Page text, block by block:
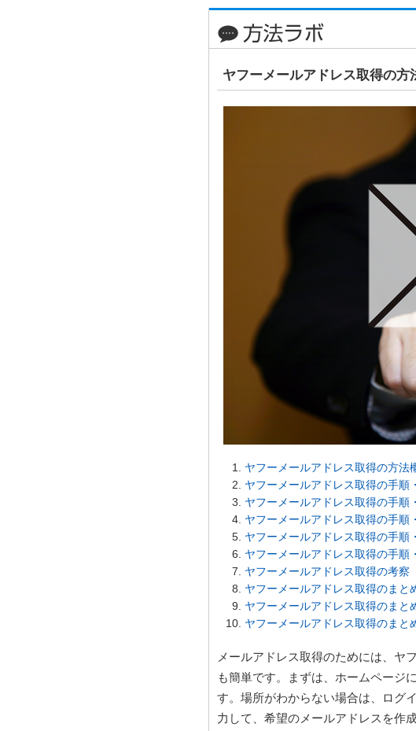
ヤフーメールアドレス取得の
ヤフーメールアドレス取得の方法
ヤフーメールアドレス取得の手順
ヤフーメールアドレス取得の手順
ヤフーメールアドレス取得の手順
ヤフーメールアドレス取得の手順
ヤフーメールアドレス取得の手順
ヤフーメールアドレス取得の考察
ヤフーメールアドレス取得のまと
ヤフーメールアドレス取得のまと
ヤフーメールアドレス取得のまと
メールアドレス取得のためには、ヤ
も簡単です。まずは、ホームページ
す。場所がわからない場合は、ログ
力して、希望のメールアドレスを作